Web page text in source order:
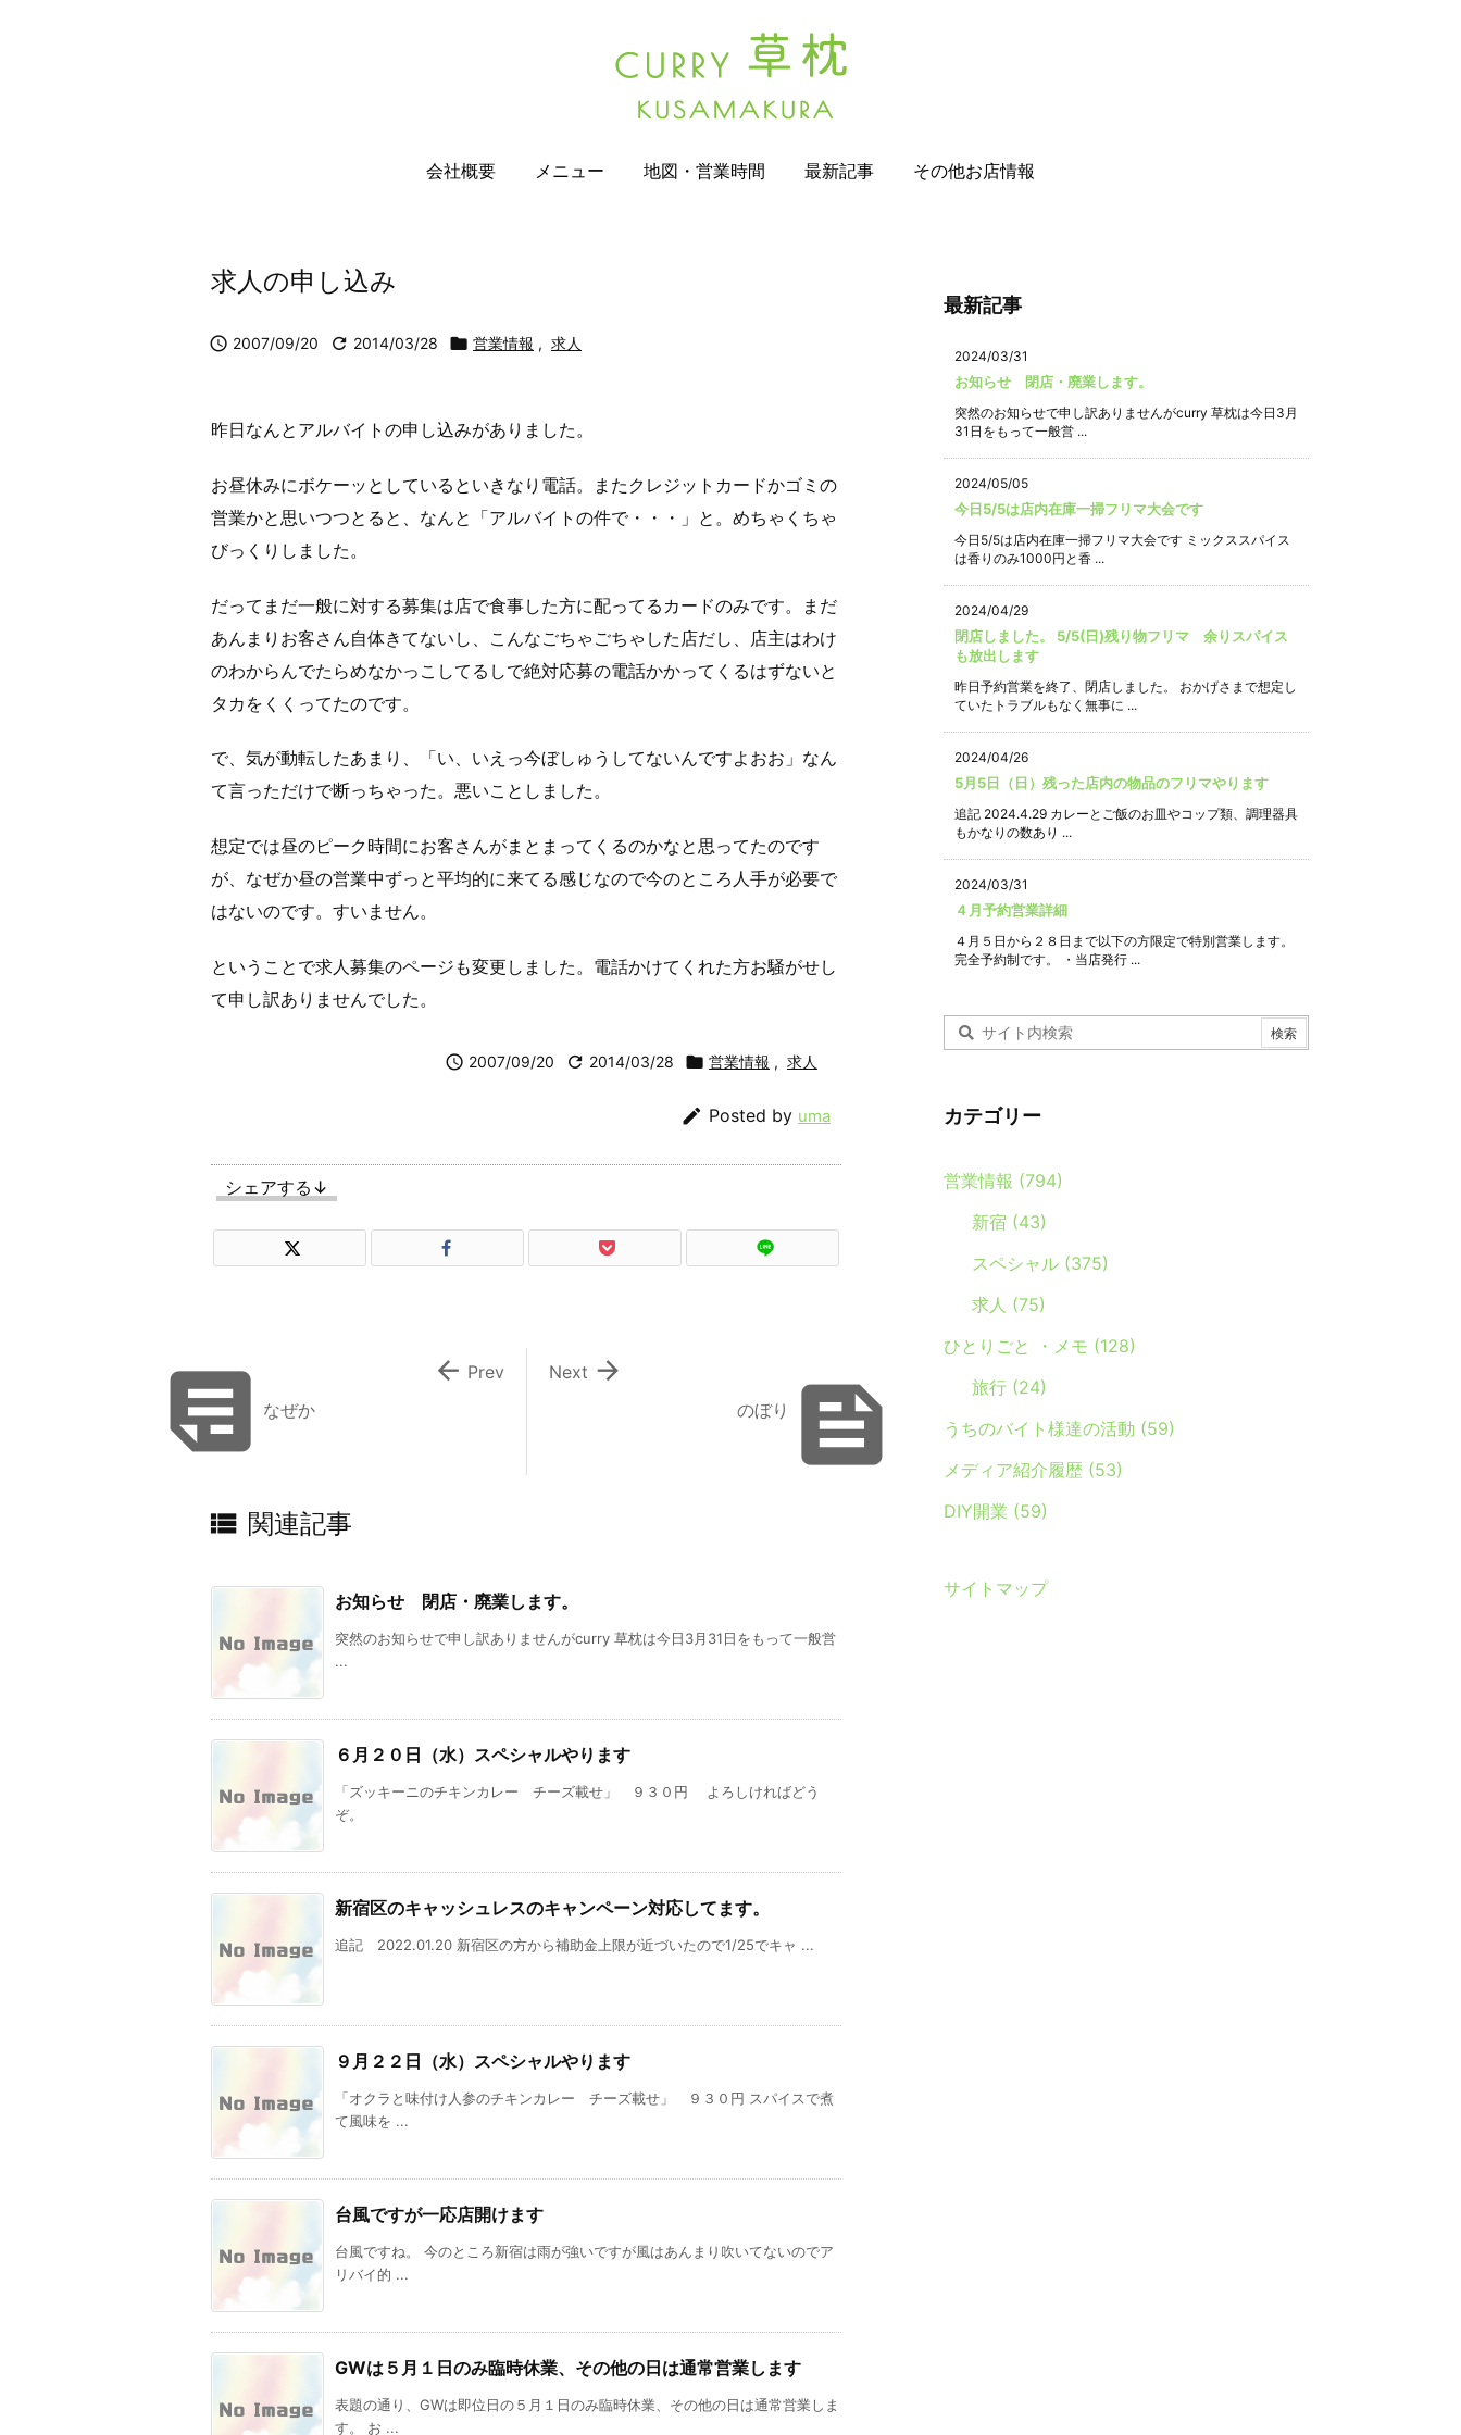
会社概要 メニュー 地図・営業時間 最新記事 その他お店情報
求人の申し込み
 2007/09/20  2014/03/28  営業情報 , 求人
昨日なんとアルバイトの申し込みがありました。
お昼休みにボケーッとしているといきなり電話。またクレジットカードかゴミの
営業かと思いつつとると、なんと「アルバイトの件で・・・」と。めちゃくちゃ
びっくりしました。
だってまだ一般に対する募集は店で食事した方に配ってるカードのみです。まだ
あんまりお客さん自体きてないし、こんなごちゃごちゃした店だし、店主はわけ
のわからんでたらめなかっこしてるしで絶対応募の電話かかってくるはずないと
タカをくくってたのです。
で、気が動転したあまり、「い、いえっ今ぼしゅうしてないんですよおお」なん
て言っただけで断っちゃった。悪いことしました。
想定では昼のピーク時間にお客さんがまとまってくるのかなと思ってたのです
が、なぜか昼の営業中ずっと平均的に来てる感じなので今のところ人手が必要で
はないのです。すいません。
ということで求人募集のページも変更しました。電話かけてくれた方お騒がせし
て申し訳ありませんでした。
 2007/09/20  2014/03/28  営業情報 , 求人
 Posted by uma
シェアする↓

のぼり

Next
なぜか
 Prev
 関連記事
お知らせ 閉店・廃業します。
突然のお知らせで申し訳ありませんがcurry 草枕は今日3月31日をもって一般営
...
６月２０日（水）スペシャルやります
「ズッキーニのチキンカレー チーズ載せ」 ９３０円 よろしければどう
ぞ。
新宿区のキャッシュレスのキャンペーン対応してます。
追記 2022.01.20 新宿区の方から補助金上限が近づいたので1/25でキャ ...
９月２２日（水）スペシャルやります
「オクラと味付け人参のチキンカレー チーズ載せ」 ９３０円 スパイスで煮
て風味を ...
台風ですが一応店開けます
台風ですね。 今のところ新宿は雨が強いですが風はあんまり吹いてないのでア
リバイ的 ...
GWは５月１日のみ臨時休業、その他の日は通常営業します
表題の通り、GWは即位日の５月１日のみ臨時休業、その他の日は通常営業しま
す。 お ...
最新記事
2024/03/31
お知らせ 閉店・廃業します。
突然のお知らせで申し訳ありませんがcurry 草枕は今日3月
31日をもって一般営 ...
2024/05/05
今日5/5は店内在庫一掃フリマ大会です
今日5/5は店内在庫一掃フリマ大会です ミックススパイス
は香りのみ1000円と香 ...
2024/04/29
閉店しました。 5/5(日)残り物フリマ 余りスパイス
も放出します
昨日予約営業を終了、閉店しました。 おかげさまで想定し
ていたトラブルもなく無事に ...
2024/04/26
5月5日（日）残った店内の物品のフリマやります
追記 2024.4.29 カレーとご飯のお皿やコップ類、調理器具
もかなりの数あり ...
2024/03/31
４月予約営業詳細
４月５日から２８日まで以下の方限定で特別営業します。
完全予約制です。 ・当店発行 ...
カテゴリー
営業情報 (794)
新宿 (43)
スペシャル (375)
求人 (75)
ひとりごと ・メモ (128)
旅行 (24)
うちのバイト様達の活動 (59)
メディア紹介履歴 (53)
DIY開業 (59)
サイトマップ